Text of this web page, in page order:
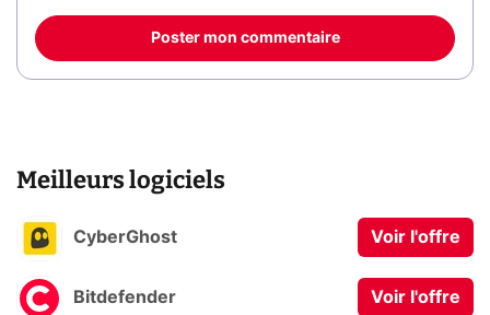
Poster mon commentaire
Meilleurs logiciels
CyberGhost Voir l'offre
Bitdefender Voir l'offre